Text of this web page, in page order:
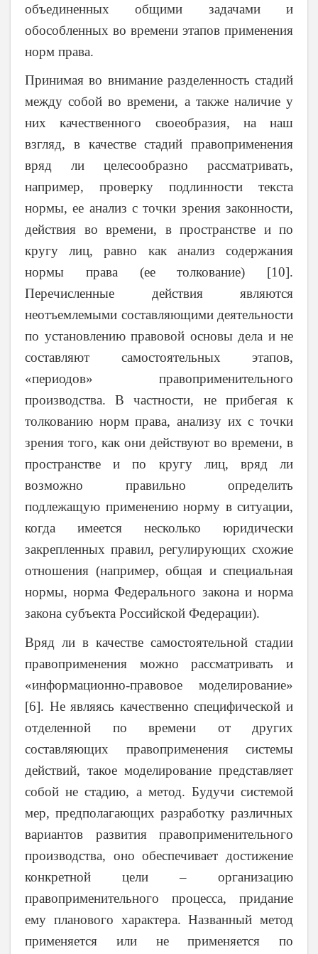
объединенных общими задачами и
обособленных во времени этапов применения
норм права.
Принимая во внимание разделенность стадий
между собой во времени, а также наличие у
них качественного своеобразия, на наш
взгляд, в качестве стадий правоприменения
вряд ли целесообразно рассматривать,
например, проверку подлинности текста
нормы, ее анализ с точки зрения законности,
действия во времени, в пространстве и по
кругу лиц, равно как анализ содержания
нормы права (ее толкование) [10].
Перечисленные действия являются
неотъемлемыми составляющими деятельности
по установлению правовой основы дела и не
составляют самостоятельных этапов,
«периодов» правоприменительного
производства. В частности, не прибегая к
толкованию норм права, анализу их с точки
зрения того, как они действуют во времени, в
пространстве и по кругу лиц, вряд ли
возможно правильно определить
подлежащую применению норму в ситуации,
когда имеется несколько юридически
закрепленных правил, регулирующих схожие
отношения (например, общая и специальная
нормы, норма Федерального закона и норма
закона субъекта Российской Федерации).
Вряд ли в качестве самостоятельной стадии
правоприменения можно рассматривать и
«информационно-правовое моделирование»
[6]. Не являясь качественно специфической и
отделенной по времени от других
составляющих правоприменения системы
действий, такое моделирование представляет
собой не стадию, а метод. Будучи системой
мер, предполагающих разработку различных
вариантов развития правоприменительного
производства, оно обеспечивает достижение
конкретной цели – организацию
правоприменительного процесса, придание
ему планового характера. Названный метод
применяется или не применяется по